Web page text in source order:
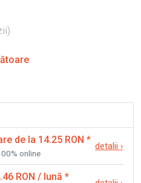
)
de la 14.25 RON *
online
detalii ›
RON / lună *